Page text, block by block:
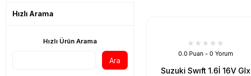
Hızlı Arama
Hızlı Ürün Arama
Ara
0.0 Puan - 0 Yorum
Suzuki Swıft 1.6İ 16V Glx